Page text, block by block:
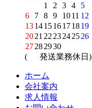
1
2 3 4
5
6
7 8 9 1011 12
13141516171819
2021 22 23242526
27282930
(
発送業務休日)
ホーム
会社案内
求人情報